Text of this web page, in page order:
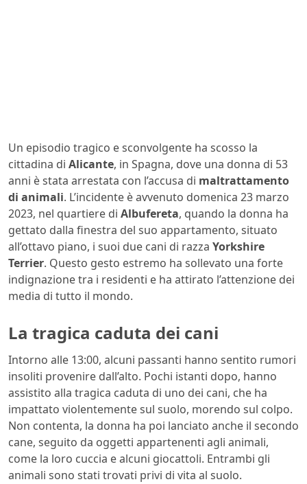
Un episodio tragico e sconvolgente ha scosso la
cittadina di Alicante, in Spagna, dove una donna di 53
anni è stata arrestata con l’accusa di maltrattamento
di animali. L’incidente è avvenuto domenica 23 marzo
2023, nel quartiere di Albufereta, quando la donna ha
gettato dalla finestra del suo appartamento, situato
all’ottavo piano, i suoi due cani di razza Yorkshire
Terrier. Questo gesto estremo ha sollevato una forte
indignazione tra i residenti e ha attirato l’attenzione dei
media di tutto il mondo.
La tragica caduta dei cani
Intorno alle 13:00, alcuni passanti hanno sentito rumori
insoliti provenire dall’alto. Pochi istanti dopo, hanno
assistito alla tragica caduta di uno dei cani, che ha
impattato violentemente sul suolo, morendo sul colpo.
Non contenta, la donna ha poi lanciato anche il secondo
cane, seguito da oggetti appartenenti agli animali,
come la loro cuccia e alcuni giocattoli. Entrambi gli
animali sono stati trovati privi di vita al suolo.